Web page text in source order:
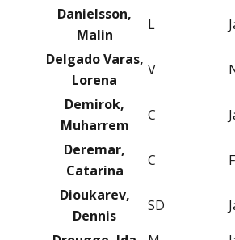
Danielsson,
Malin
L
Delgado Varas,
Lorena
V
Demirok,
Muharrem
C
Deremar,
Catarina
C
Dioukarev,
Dennis
SD